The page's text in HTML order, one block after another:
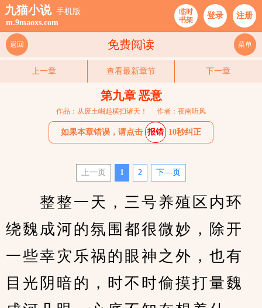
九猫小说 手机版
m.9maoxs.com
临时
书架
登录 注册
免费阅读
返回 菜单
上一章 查看最新章节 下一章
第九章 恶意
作品：从废土崛起横扫诸天！ 作者：夜南听风
如果本章错误，请点击 报错 10秒纠正
上一页 1 2 下—页
整整一天，三号养殖区内环
绕魏成河的氛围都很微妙，除开
一些幸灾乐祸的眼神之外，也有
目光阴暗的，时不时偷摸打量魏